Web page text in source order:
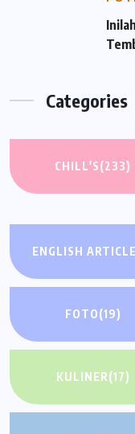
Categories
CHILL'S(233)
ENGLISH ARTICLE
FOTO(19)
KULINER(17)